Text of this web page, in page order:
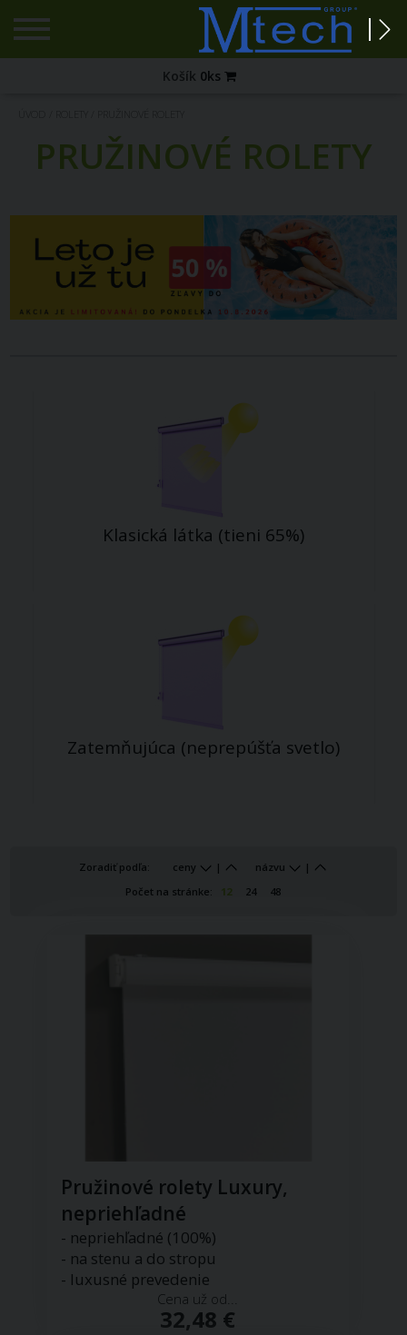
PRIHLÁSENIE
Košík 0ks
PRUŽINOVÉ ROLETY
Klasická látka (tieni 65%)
Zatemňujúca (neprepúšťa svetlo)
Zoradiť podľa: ceny | názvu
|
Počet na stránke: 12 24 48
Pružinové rolety Luxury,
nepriehľadné
- nepriehľadné (100%)
- na stenu a do stropu
- luxusné prevedenie
Cena už od...
32,48 €